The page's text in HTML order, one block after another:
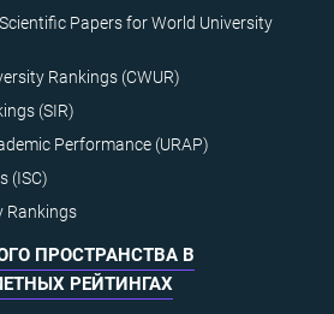
Papers for World University
Rankings (CWUR)
(SIR)
Performance (URAP)
(ISC)
Rankings
ПРОСТРАНСТВА В
РЕЙТИНГАХ